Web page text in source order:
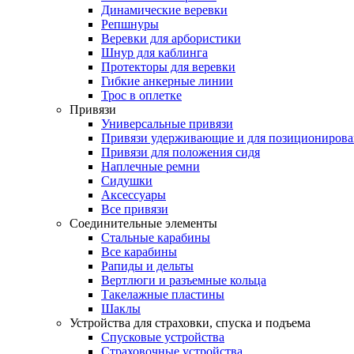
Динамические веревки
Репшнуры
Веревки для арбористики
Шнур для каблинга
Протекторы для веревки
Гибкие анкерные линии
Трос в оплетке
Привязи
Универсальные привязи
Привязи удерживающие и для
Привязи для положения сидя
Наплечные ремни
Сидушки
Аксессуары
Все привязи
Соединительные элементы
Стальные карабины
Все карабины
Рапиды и дельты
Вертлюги и разъемные кольца
Такелажные пластины
Шаклы
Устройства для страховки, спуска и подъема
Спусковые устройства
Страховочные устройства